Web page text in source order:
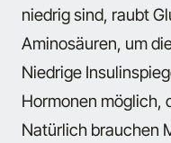
niedrig sind, raubt
Aminosäuren, um
Niedrige
Hormonen möglich,
Natürlich brauchen